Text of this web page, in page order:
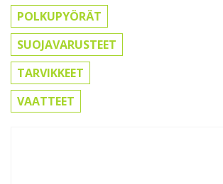
POLKUPYÖRÄT
SUOJAVARUSTEET
TARVIKKEET
VAATTEET